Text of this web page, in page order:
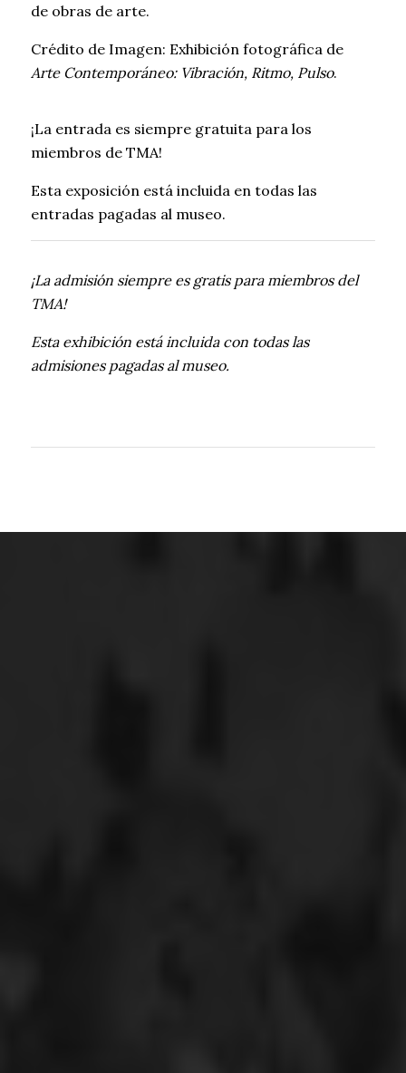
de obras de arte.
Crédito de Imagen: Exhibición fotográfica de
Arte Contemporáneo: Vibración, Ritmo, Pulso.
¡La entrada es siempre gratuita para los
miembros de TMA!
Esta exposición está incluida en todas las
entradas pagadas al museo.
¡La admisión siempre es gratis para miembros del
TMA!
Esta exhibición está incluida con todas las
admisiones pagadas al museo.